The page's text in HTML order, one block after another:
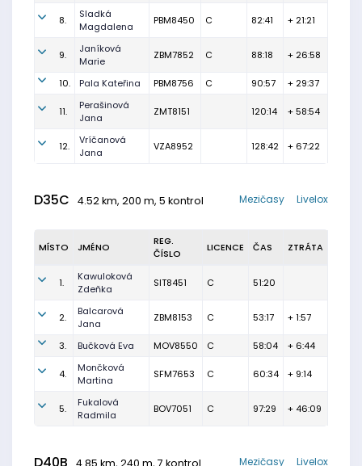
8.
Sladká
Magdalena
PBM8450 C 82:41 + 21:21
9.
Janíková
Marie
ZBM7852 C 88:18 + 26:58
10. Pala Kateřina PBM8756 C 90:57 + 29:37
11.
Perašinová
Jana
ZMT8151 120:14 + 58:54
12.
Vríčanová
Jana
VZA8952 128:42 + 67:22
D35C 4.52 km, 200 m, 5 kontrol Livelox
Mezičasy
MÍSTO JMÉNO
REG.
ČÍSLO
LICENCE ČAS ZTRÁTA
1.
Kawuloková
Zdeňka
SIT8451 C 51:20
2.
Balcarová
Jana
ZBM8153 C 53:17 + 1:57
3. Bučková Eva MOV8550 C 58:04 + 6:44
4.
Mončková
Martina
SFM7653 C 60:34 + 9:14
5.
Fukalová
Radmila
BOV7051 C 97:29 + 46:09
Livelox
Mezičasy